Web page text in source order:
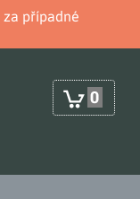
za případné
0